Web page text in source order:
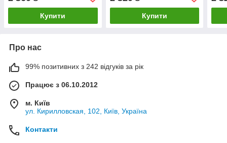
Купити Купити
Про нас
99% позитивних з 242 відгуків за рік
Працює з 06.10.2012
м. Київ
ул. Кирилловская, 102, Київ, Україна
Контакти